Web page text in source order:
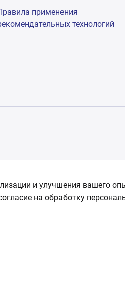
применения
технологий
и улучшения вашего
на обработку